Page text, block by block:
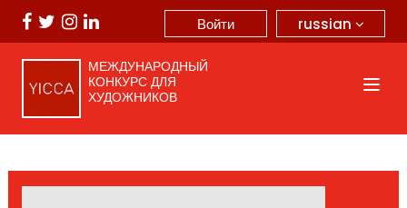
russian
Войти
МЕЖДУНАРОДНЫЙ
КОНКУРС ДЛЯ
ХУДОЖНИКОВ